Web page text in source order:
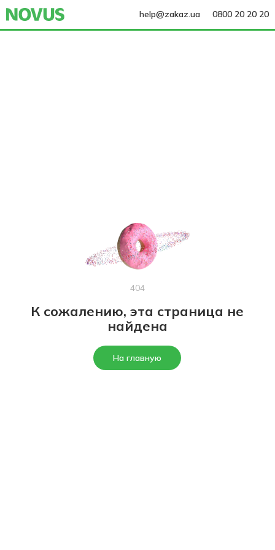
help@zakaz.ua 0800 20 20 20
404
К сожалению, эта страница не
найдена
На главную